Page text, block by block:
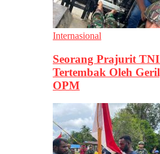
Internasional
Seorang Prajurit
Tertembak Oleh
OPM